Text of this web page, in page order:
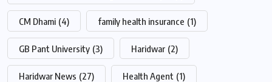
CM Dhami (4) family health insurance (1)
GB Pant University (3) Haridwar (2)
Haridwar News (27) Health Agent (1)